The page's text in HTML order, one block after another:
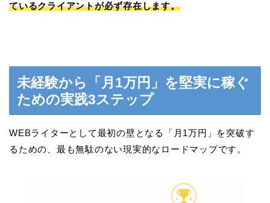
ているクライアントが必ず存在します。
未経験から「月1万円」を堅実に稼ぐ
ための実践3ステップ
WEBライターとして最初の壁となる「月1万円」を突破す
るための、最も無駄のない現実的なロードマップです。